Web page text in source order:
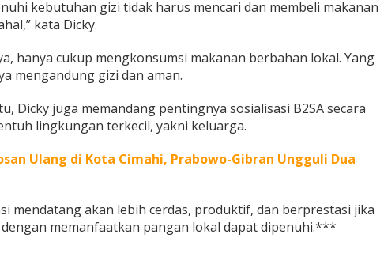
kebutuhan gizi tidak harus mencari dan membeli makanan
kata Dicky.
hanya cukup mengkonsumsi makanan berbahan lokal. Yang
mengandung gizi dan aman.
Dicky juga memandang pentingnya sosialisasi B2SA secara
lingkungan terkecil, yakni keluarga.
Ulang di Kota Cimahi, Prabowo-Gibran Ungguli Dua
mendatang akan lebih cerdas, produktif, dan berprestasi jika
dengan memanfaatkan pangan lokal dapat dipenuhi.***